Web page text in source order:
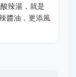
辣湯，就是
醬油，更添風